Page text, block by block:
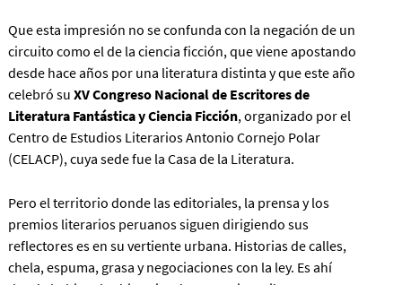
Que esta impresión no se confunda con la negación de un
circuito como el de la ciencia ficción, que viene apostando
desde hace años por una literatura distinta y que este año
celebró su XV Congreso Nacional de Escritores de
Literatura Fantástica y Ciencia Ficción, organizado por el
Centro de Estudios Literarios Antonio Cornejo Polar
(CELACP), cuya sede fue la Casa de la Literatura.
Pero el territorio donde las editoriales, la prensa y los
premios literarios peruanos siguen dirigiendo sus
reflectores es en su vertiente urbana. Historias de calles,
chela, espuma, grasa y negociaciones con la ley. Es ahí